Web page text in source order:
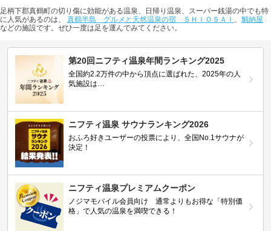
足柄下郡真鶴町の切り傷に効能がある温泉、日帰り温泉、スーパー銭湯の中でも特
に人気があるのは、 真鶴半島 グルメと天然温泉の宿 ＳＨＩＯＳＡＩ 、 鯛納屋
などの施設です。ぜひ一度は足を運んでみてください。
第20回ニフティ温泉年間ランキング2025
全国約2.2万件の中から頂点に選ばれた、2025年の人
気施設は…
ニフティ温泉 サウナランキング2026
おふろ好きユーザーの投票により、全国No.1サウナが
決定！
ニフティ温泉プレミアムクーポン
ノジマモバイル会員向け 通常よりもお得な「特別価
格」で人気の温泉を満喫できる！